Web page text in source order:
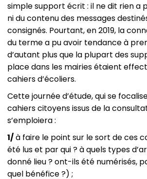
simple support écrit : il ne dit rien a
ni du contenu des messages
consignés. Pourtant, en 2019, la
du terme a pu avoir tendance à
d’autant plus que la plupart des
place dans les mairies étaient
cahiers d’écoliers.
Cette journée d’étude, qui se
cahiers citoyens issus de la
s’emploiera :
1/à faire le point sur le sort de ces
été lus et par qui ? à quels types
donné lieu ? ont-ils été numérisés,
quel bénéfice ?) ;